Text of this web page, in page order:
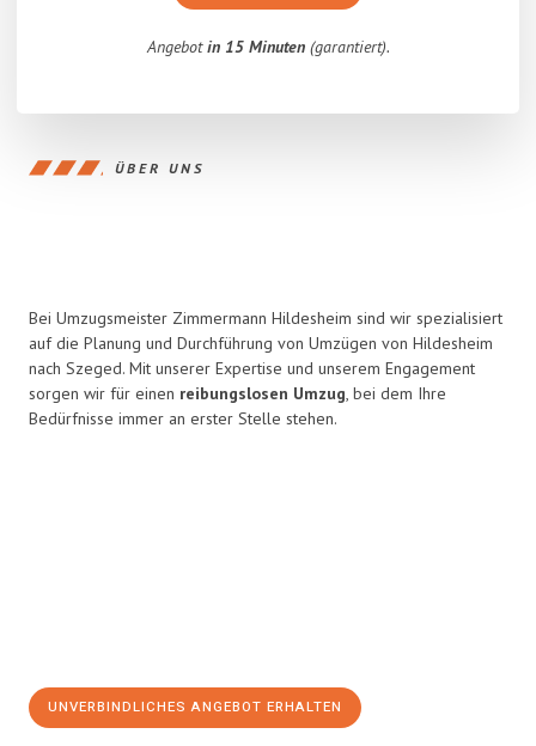
Angebotin 15 Minuten(garantiert).
ÜBER UNS
Bei Umzugsmeister Zimmermann Hildesheim sind wir spezialisiert
auf die Planung und Durchführung von Umzügen von Hildesheim
nach Szeged. Mit unserer Expertise und unserem Engagement
sorgen wir für einen reibungslosen Umzug, bei dem Ihre
Bedürfnisse immer an erster Stelle stehen.
UNVERBINDLICHES ANGEBOT ERHALTEN